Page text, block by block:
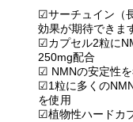
☑サーチュイン（
効果が期待できま
☑カプセル2粒に
250mg配合
☑ NMNの安定性
☑1粒に多くの
を使用
☑植物性ハードカ